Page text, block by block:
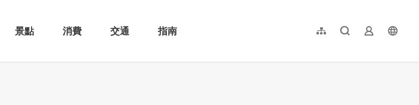
景點 消費 交通 指南 網站導覽全文檢索業者登入
简体中文